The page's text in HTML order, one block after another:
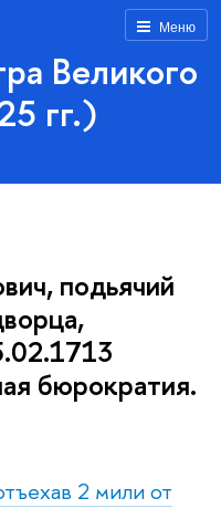
Меню
Великого
гг.)
подьячий
бюрократия.
2 мили от